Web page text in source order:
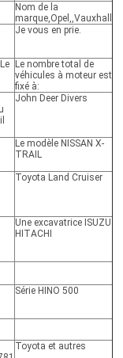
Nom de la
marque,Opel ,,Vauxhall
Je vous en prie.
Le nombre total de
véhicules à moteur est
fixé à:
John Deer Divers
Le modèle NISSAN X-
TRAIL
Toyota Land Cruiser
Une excavatrice ISUZU
HITACHI
Série HINO 500
Toyota et autres